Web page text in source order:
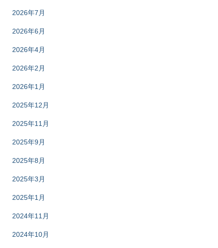
2026年7月
2026年6月
2026年4月
2026年2月
2026年1月
2025年12月
2025年11月
2025年9月
2025年8月
2025年3月
2025年1月
2024年11月
2024年10月